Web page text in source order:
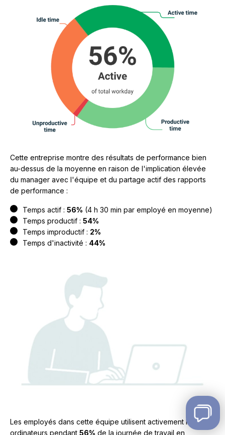
Cette entreprise montre des résultats de performance bien
au-dessus de la moyenne en raison de l'implication élevée
du manager avec l'équipe et du partage actif des rapports
de performance :
Temps actif : 56% (4 h 30 min par employé en moyenne)
Temps productif : 54%
Temps improductif : 2%
Temps d'inactivité : 44%
Les employés dans cette équipe utilisent activement leurs
ordinateurs pendant 56% de la journée de travail en